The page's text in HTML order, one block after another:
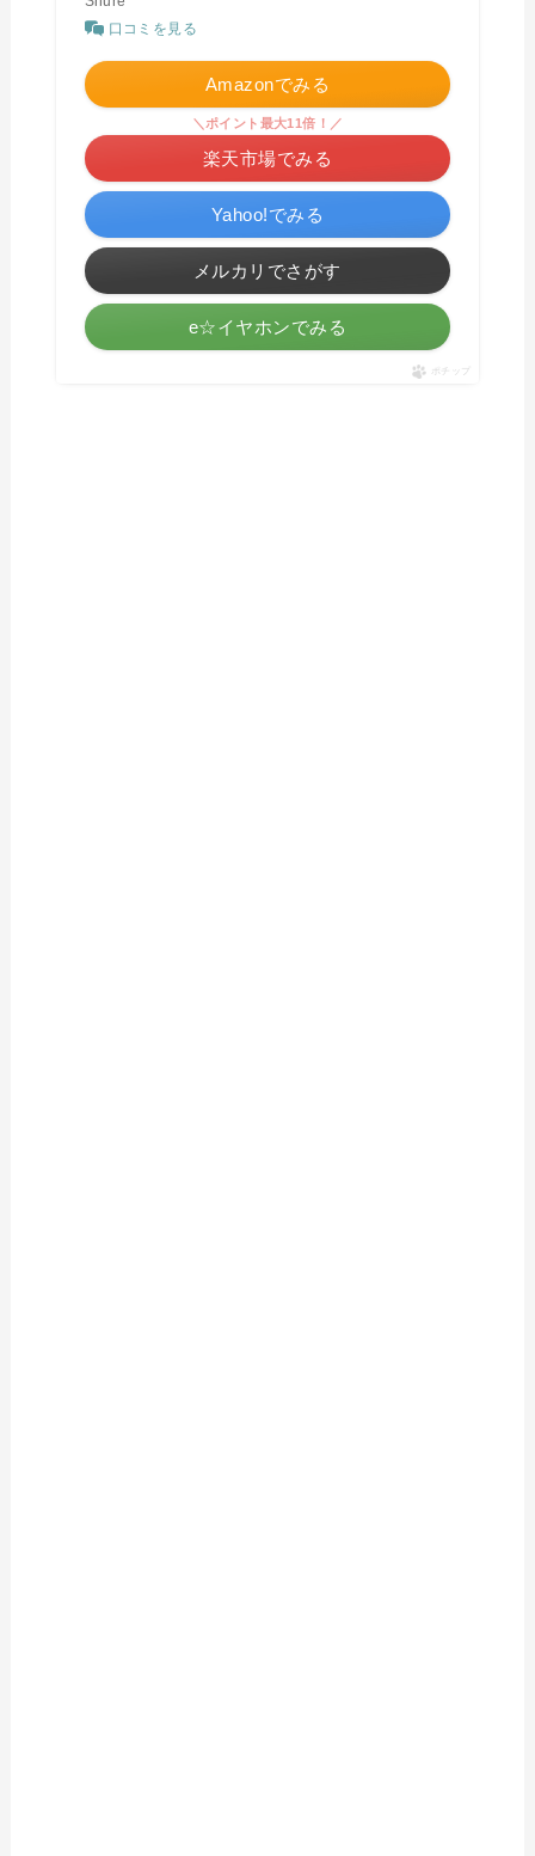
口コミを見る
Amazonでみる
＼ポイント最大11倍！／
楽天市場でみる
Yahoo!でみる
メルカリでさがす
e☆イヤホンでみる
ポチップ